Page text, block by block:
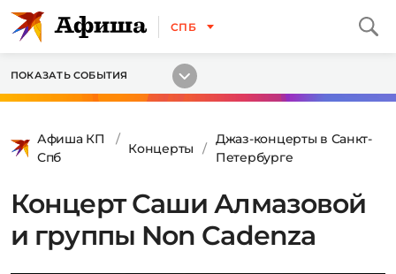
СПБ
ПОКАЗАТЬ СОБЫТИЯ
Афиша КП
Спб
Концерты
Джаз-концерты в Санкт-
Петербурге
Концерт Саши Алмазовой
и группы Non Cadenza